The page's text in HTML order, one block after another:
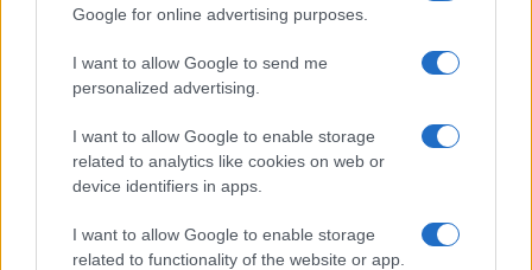
Google for online advertising purposes.
I want to allow Google to send me
personalized advertising.
I want to allow Google to enable storage
related to analytics like cookies on web or
device identifiers in apps.
I want to allow Google to enable storage
related to functionality of the website or app.
Incipit dei film
Film più cercati
Frasi sul cinema
SERVIZI
Mappa del sito
Cookie Policy
Frasi suddivise per tema